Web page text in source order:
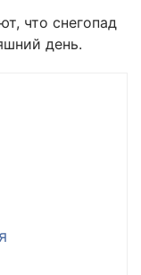
что снегопад
день.